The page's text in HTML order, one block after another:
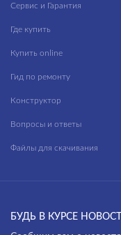
Сервис и Гарантия
Где купить
Купить online
Гид по ремонту
Конструктор
Вопросы и ответы
Файлы для скачивания
БУДЬ В КУРСЕ